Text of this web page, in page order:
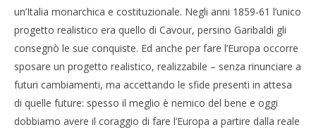
un’Italia monarchica e costituzionale. Negli anni 1859-61 l’unico
progetto realistico era quello di Cavour, persino Garibaldi gli
consegnò le sue conquiste. Ed anche per fare l’Europa occorre
sposare un progetto realistico, realizzabile – senza rinunciare a
futuri cambiamenti, ma accettando le sfide presenti in attesa
di quelle future: spesso il meglio è nemico del bene e oggi
dobbiamo avere il coraggio di fare l’Europa a partire dalla reale